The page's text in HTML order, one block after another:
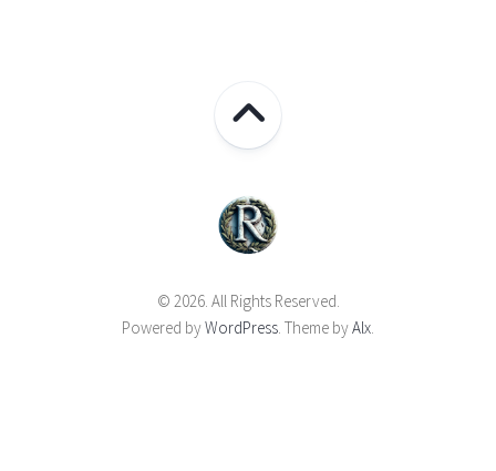
© 2026. All Rights Reserved.
Powered byWordPress . Theme byAlx